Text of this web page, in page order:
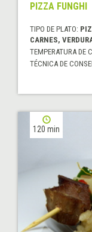
PIZZA FUNGHI
TIPO DE PLATO:
CARNES,
TEMPERATURA DE
TÉCNICA DE
120 min